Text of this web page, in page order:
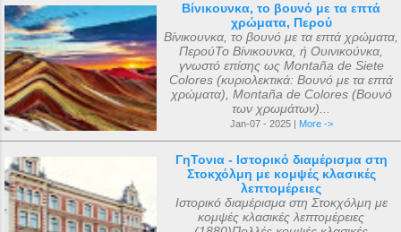
Βίνικουνκα, το βουνό με τα επτά
χρώματα, Περού
Βίνικουνκα, το βουνό με τα επτά χρώματα,
ΠερούΤο Βίνικουνκα, ή Ουινικούνκα,
γνωστό επίσης ως Montaña de Siete
Colores (κυριολεκτικά: Βουνό με τα επτά
χρώματα), Montaña de Colores (Βουνό
των χρωμάτων)...
Jan-07 - 2025 | More ->
ΓηΤονια - Ιστορικό διαμέρισμα στη
Στοκχόλμη με κομψές κλασικές
λεπτομέρειες
Ιστορικό διαμέρισμα στη Στοκχόλμη με
κομψές κλασικές λεπτομέρειες